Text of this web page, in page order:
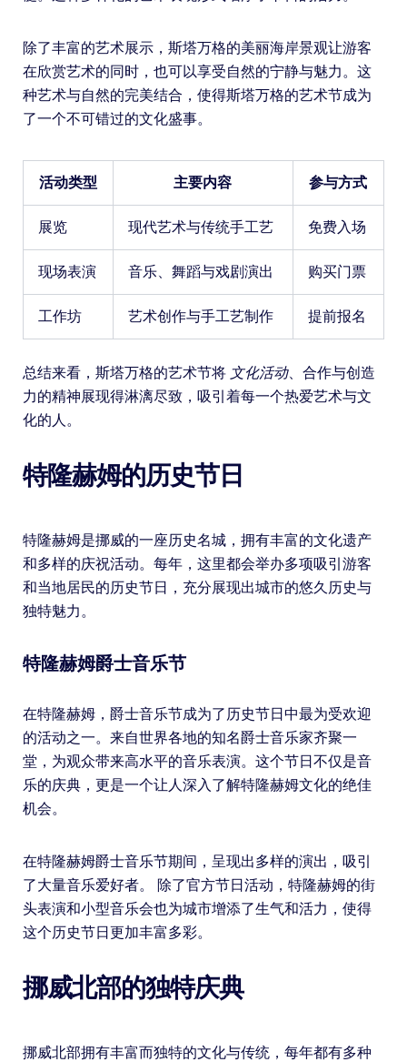
除了丰富的艺术展示，斯塔万格的美丽海岸景观让游客
在欣赏艺术的同时，也可以享受自然的宁静与魅力。这
种艺术与自然的完美结合，使得斯塔万格的艺术节成为
了一个不可错过的文化盛事。
活动类型 主要内容 参与方式
展览 现代艺术与传统手工艺 免费入场
现场表演 音乐、舞蹈与戏剧演出 购买门票
工作坊 艺术创作与手工艺制作 提前报名
总结来看，斯塔万格的艺术节将 文化活动、合作与创造
力的精神展现得淋漓尽致，吸引着每一个热爱艺术与文
化的人。
特隆赫姆的历史节日
特隆赫姆是挪威的一座历史名城，拥有丰富的文化遗产
和多样的庆祝活动。每年，这里都会举办多项吸引游客
和当地居民的历史节日，充分展现出城市的悠久历史与
独特魅力。
特隆赫姆爵士音乐节
在特隆赫姆，爵士音乐节成为了历史节日中最为受欢迎
的活动之一。来自世界各地的知名爵士音乐家齐聚一
堂，为观众带来高水平的音乐表演。这个节日不仅是音
乐的庆典，更是一个让人深入了解特隆赫姆文化的绝佳
机会。
在特隆赫姆爵士音乐节期间，呈现出多样的演出，吸引
了大量音乐爱好者。 除了官方节日活动，特隆赫姆的街
头表演和小型音乐会也为城市增添了生气和活力，使得
这个历史节日更加丰富多彩。
挪威北部的独特庆典
挪威北部拥有丰富而独特的文化与传统，每年都有多种